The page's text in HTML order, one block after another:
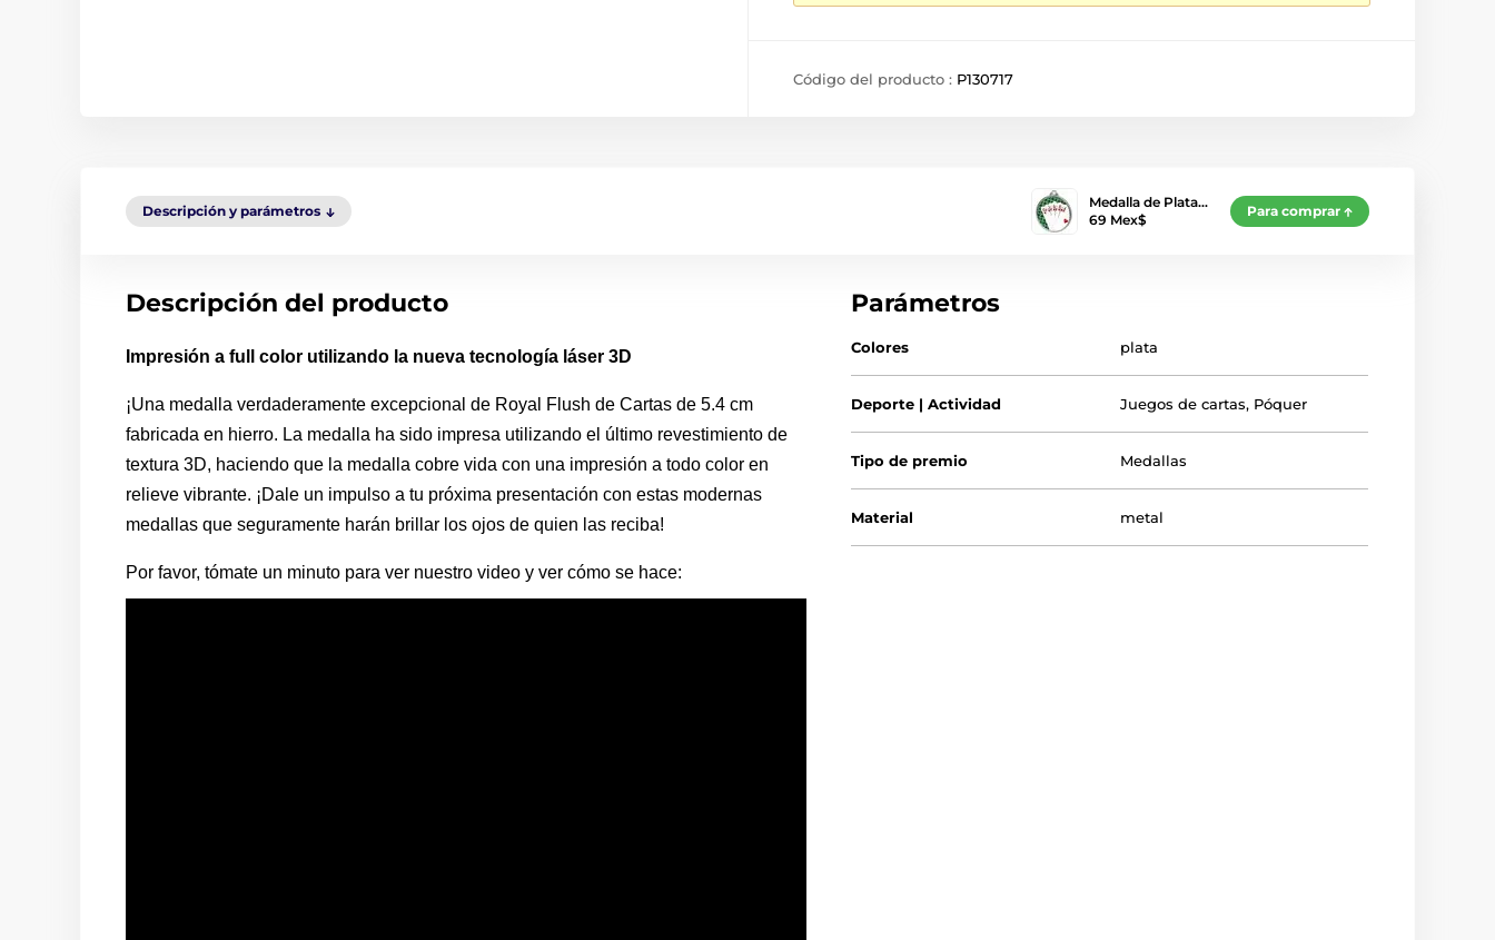
Código del producto : P130717
Descripción y parámetros
Medalla de Plata…
69 Mex$
Para comprar
Descripción del producto
Impresión a full color utilizando la nueva tecnología láser 3D
¡Una medalla verdaderamente excepcional de Royal Flush de Cartas de 5.4 cm
fabricada en hierro. La medalla ha sido impresa utilizando el último revestimiento de
textura 3D, haciendo que la medalla cobre vida con una impresión a todo color en
relieve vibrante. ¡Dale un impulso a tu próxima presentación con estas modernas
medallas que seguramente harán brillar los ojos de quien las reciba!
Por favor, tómate un minuto para ver nuestro video y ver cómo se hace:
Parámetros
Colores plata
Deporte | Actividad Juegos de cartas, Póquer
Tipo de premio Medallas
Material metal